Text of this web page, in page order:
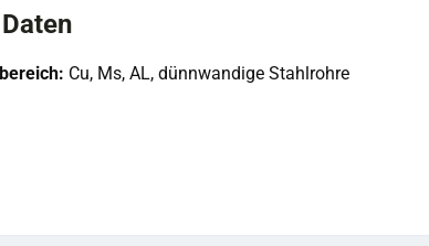
Cu, Ms, AL, dünnwandige Stahlrohre